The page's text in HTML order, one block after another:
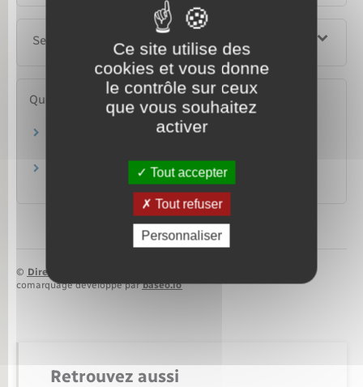
Services en ligne et formulaires
Questions ? Réponses !
Quelle photo fournir pour un titre d'identité
Étranger en France : comment acheter un
timbre fiscal ?
© Direction de l’information légale et administrative
comarquage developpé parbaseo.io
Retrouvez aussi
Ce site utilise des
cookies et vous donne
le contrôle sur ceux
que vous souhaitez
activer
Tout accepter
Tout refuser
Personnaliser